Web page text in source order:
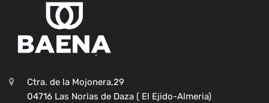
Ctra. de la Mojonera,29
04716 Las Norias de Daza ( El Ejido-Almeria)